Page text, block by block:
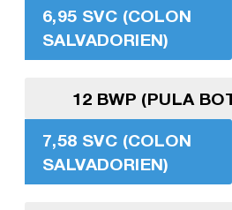
6,95 SVC (COLON
SALVADORIEN)
12 BWP (PULA
7,58 SVC (COLON
SALVADORIEN)